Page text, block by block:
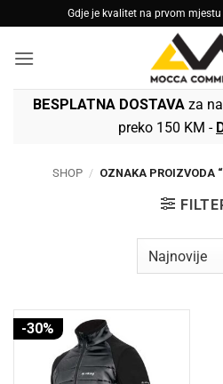
to
content
Gdje je kvalitet na prvom
BESPLATNA DOSTAVAza
preko 150 KM -
SHOP / OZNAKA PROIZVODA
-30%